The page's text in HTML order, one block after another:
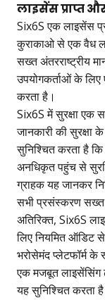
लाइसेंस प्राप्त
Six6S एक लाइसेंस
कुराकाओ से एक वैध
सख्त अंतरराष्ट्रीय
उपयोगकर्ताओं के लिए
करता है।
Six6S में सुरक्षा एक
जानकारी की सुरक्षा
सुनिश्चित करता है
अनधिकृत पहुंच से
ग्राहक यह जानकर
सभी प्रसंस्करण सख्त
अतिरिक्त, Six6S
लिए नियमित ऑडिट
भरोसेमंद प्लेटफॉर्म के
एक मजबूत लाइसेंसिंग
यह सुनिश्चित करता